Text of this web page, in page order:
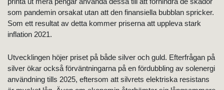
som pandemin orsakat utan att den finansiella bubblan spricker.
Som ett resultat av detta kommer priserna att uppleva stark
inflation 2021.
Utvecklingen höjer priset på både silver och guld. Efterfrågan på
silver ökar också förväntningarna på en fördubbling av solenergi
användning tills 2025, eftersom att silvrets elektriska resistans